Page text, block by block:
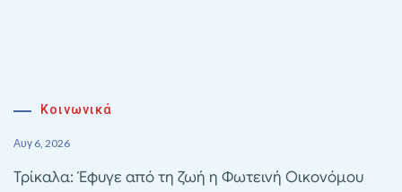
Κοινωνικά
Αυγ 6, 2026
Τρίκαλα: Έφυγε από τη ζωή η Φωτεινή Οικονόμου